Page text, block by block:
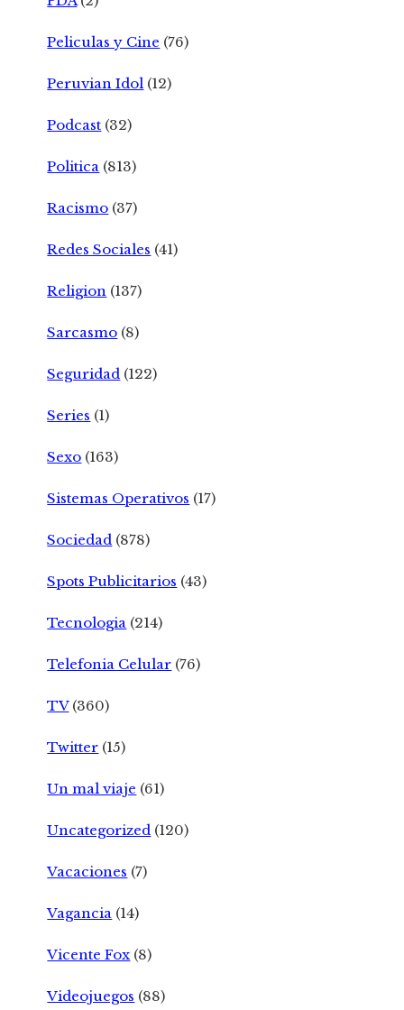
Peliculas y Cine (76)
Peruvian Idol (12)
Podcast (32)
Politica (813)
Racismo (37)
Redes Sociales (41)
Religion (137)
Sarcasmo (8)
Seguridad (122)
Series (1)
Sexo (163)
Sistemas Operativos (17)
Sociedad (878)
Spots Publicitarios (43)
Tecnologia (214)
Telefonia Celular (76)
TV(360)
Twitter (15)
Un mal viaje (61)
Uncategorized (120)
Vacaciones (7)
Vagancia (14)
Vicente Fox (8)
Videojuegos (88)